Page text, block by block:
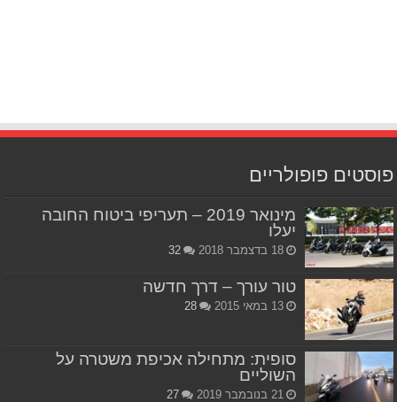
פוסטים פופולריים
מינואר 2019 – תעריפי ביטוח החובה
יעלו
18 בדצמבר 2018 32
טור עורך – דרך חדשה
13 במאי 2015 28
סופית: מתחילה אכיפת משטרה על
השוליים
21 בנובמבר 2019 27